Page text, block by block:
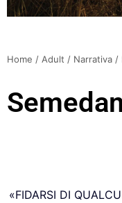
Home / Adult / Narrativa /
«FIDARSI DI